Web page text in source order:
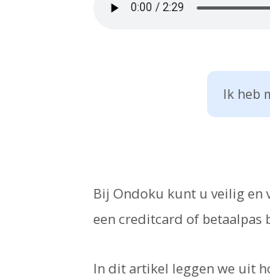
Ik heb
Bij Ondoku kunt u veilig en
een creditcard of betaalpas
In dit artikel leggen we uit